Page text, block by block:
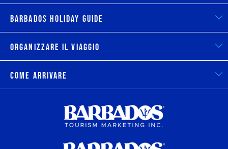
Barbados Holiday Guide
Organizzare il viaggio
Come arrivare